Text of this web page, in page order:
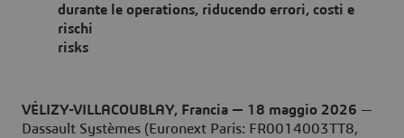
durante le operations, riducendo errori, costi e
rischi
risks
VÉLIZY-VILLACOUBLAY, Francia — 18 maggio 2026 —
Dassault Systèmes (Euronext Paris: FR0014003TT8,